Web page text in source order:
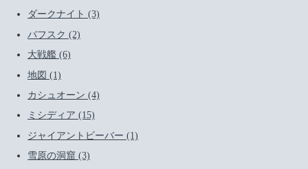
ダークナイト (3)
バフスク (2)
大戦艦 (6)
地図 (1)
カシュオーン (4)
ミシディア (15)
ジャイアントビーバー (1)
雪原の洞窟 (3)